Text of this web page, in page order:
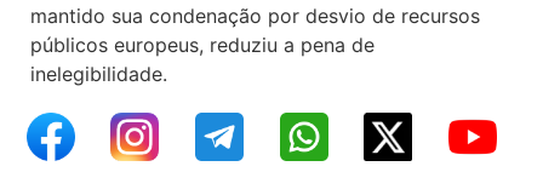
mantido sua condenação por desvio de recursos
públicos europeus, reduziu a pena de
inelegibilidade.